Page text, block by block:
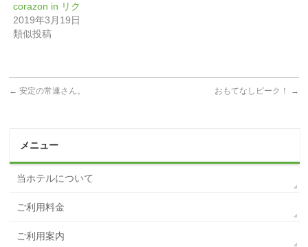
corazon in リク
2019年3月19日
類似投稿
← 安定の常連さん。 おもてなしピーク！ →
メニュー
当ホテルについて
ご利用料金
ご利用案内